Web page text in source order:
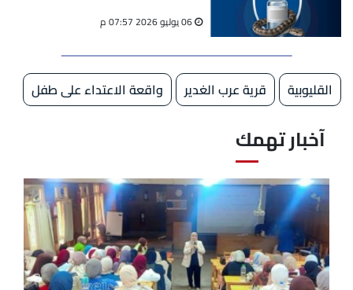
والعقارب
06 يوليو 2026 07:57 م
القليوبية قرية عرب الغدير واقعة الاعتداء على طفل
آخبار تهمك